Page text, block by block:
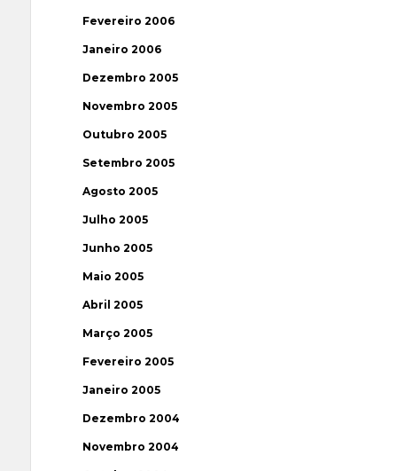
Fevereiro 2006
Janeiro 2006
Dezembro 2005
Novembro 2005
Outubro 2005
Setembro 2005
Agosto 2005
Julho 2005
Junho 2005
Maio 2005
Abril 2005
Março 2005
Fevereiro 2005
Janeiro 2005
Dezembro 2004
Novembro 2004